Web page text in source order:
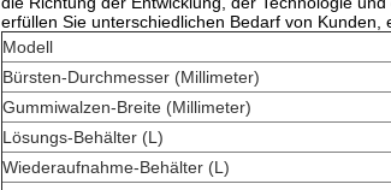
erfüllen Sie unterschiedlichen Bedarf von Kunden,
Modell
Bürsten-Durchmesser (Millimeter)
Gummiwalzen-Breite (Millimeter)
Lösungs-Behälter (L)
Wiederaufnahme-Behälter (L)